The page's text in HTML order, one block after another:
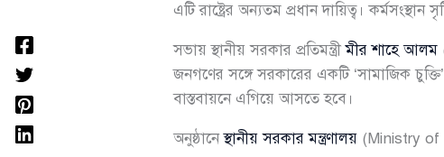
এটি রাষ্ট্রের অন্যতম প্রধান দায়িত্ব।
সভায় স্থানীয় সরকার প্রতিমন্ত্রীমীর শাহে আলম
জনগণের সঙ্গে সরকারের একটি ‘সামাজিক
বাস্তবায়নে এগিয়ে আসতে হবে।
অনুষ্ঠানেস্থানীয় সরকার মন্ত্রণালয় (Ministry of